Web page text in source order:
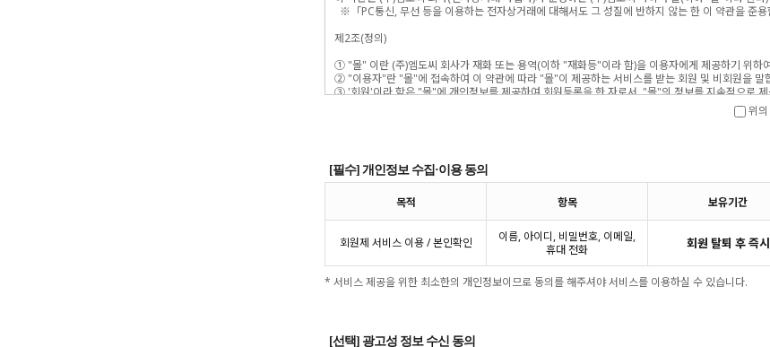
위의
[필수] 개인정보 수집·이용 동의
목적 항목 보유기간
회원제 서비스 이용 / 본인확인
이름, 아이디, 비밀번호, 이메일,
휴대 전화
회원 탈퇴 후 즉시
* 서비스 제공을 위한 최소한의 개인정보이므로 동의를 해주셔야 서비스를 이용하실 수 있습니다.
[선택] 광고성 정보 수신 동의